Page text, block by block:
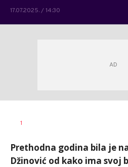
17.07.2025. / 14:30
AUTOR
1
Prethodna godina bila je
Džinović od kako ima svoj